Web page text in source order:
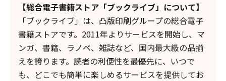
【総合電子書籍ストア「ブックライブ」について】
「ブックライブ」は、凸版印刷グループの総合電子
書籍ストアです。2011年よりサービスを開始し、マ
ンガ、書籍、ラノベ、雑誌など、国内最大級の品揃
えを誇ります。読者の利便性を最優先に、いつで
も、どこでも簡単に楽しめるサービスを提供してお